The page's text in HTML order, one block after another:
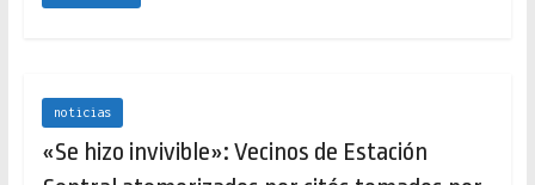
noticias
«Se hizo invivible»: Vecinos de Estación